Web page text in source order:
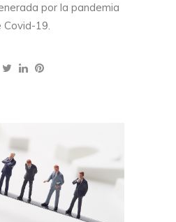
por la pandemia
Covid-19.